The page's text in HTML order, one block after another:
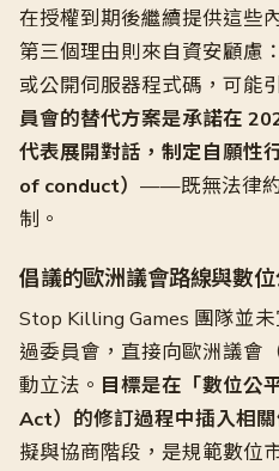
在授權到期後繼續提供這些
第三個理由則來自資安顧慮
或公開伺服器程式碼，可能
員會的替代方案是承諾在
代表展開對話，制定自願性
of conduct） ——既無法律約
制。
倡議的歐洲議會路線與數
Stop Killing Games 團隊並
過委員會，直接向歐洲議會
動立法。 目標是在「數位公
Act）的修訂過程中插入相
擬與協商階段，是規範數位